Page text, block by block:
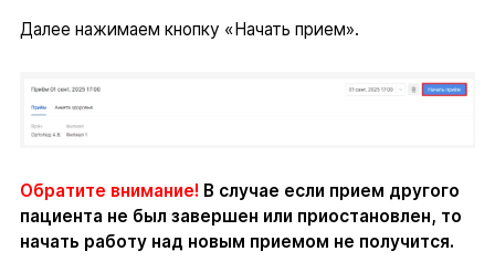
Далее нажимаем кнопку «Начать прием».
Обратите внимание! В случае если прием другого
пациента не был завершен или приостановлен, то
начать работу над новым приемом не получится.